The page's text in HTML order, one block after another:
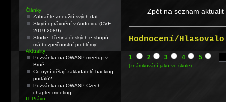
Zpět na seznam aktualit
Hodnocení/
1 2 3 4 5
(známkování jako ve škole)
Články:
Zabraňte zneužití svých dat
Skrytí oprávnění v Androidu (CVE-
2019-2089)
Studie: Třetina českých e-shopů
má bezpečnostní problémy!
Aktuality:
Pozvánka na OWASP meetup v
Brně
Co nyní dělají zakladatelé hacking
portálů?
Pozvánka na OWASP Czech
chapter meeting
IT Právo: